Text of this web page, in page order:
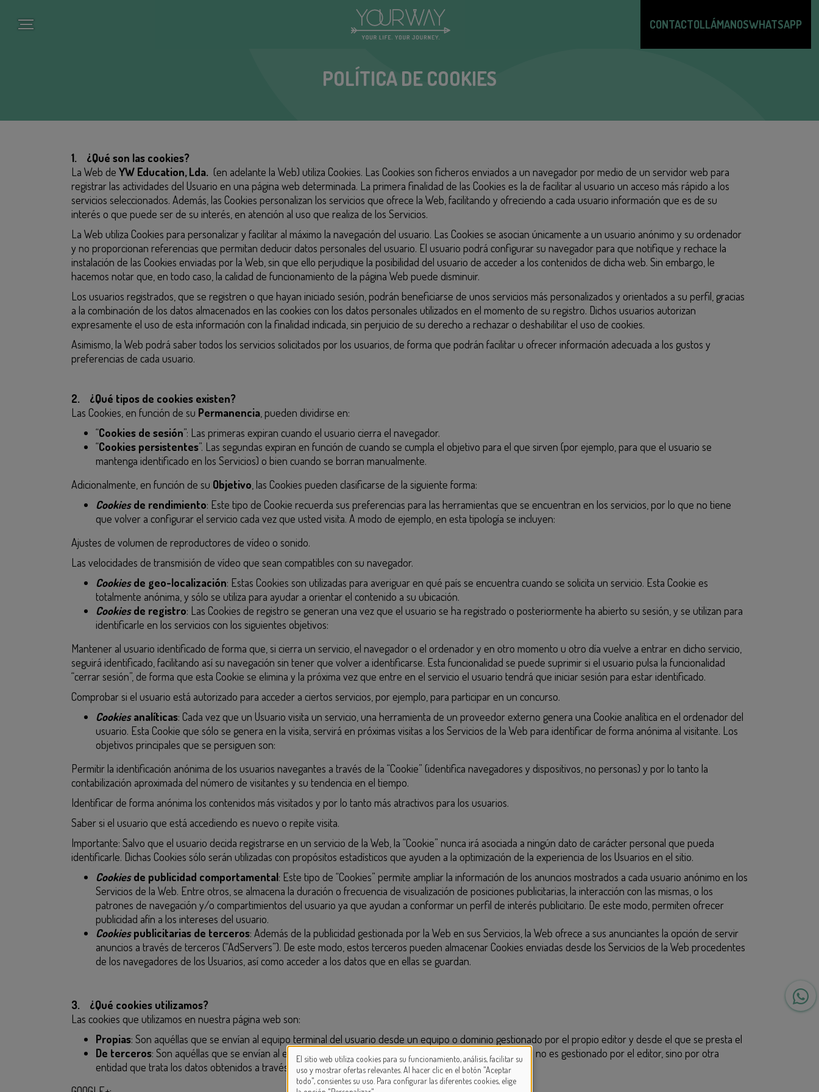
CONTACTOLLÁMANOSWHATSAPP
POLÍTICA DE COOKIES
1. ¿Qué son las cookies?
La Web de YW Education, Lda. (en adelante la Web) utiliza Cookies. Las Cookies son ficheros enviados a un navegador por medio de un servidor web para
registrar las actividades del Usuario en una página web determinada. La primera finalidad de las Cookies es la de facilitar al usuario un acceso más rápido a los
servicios seleccionados. Además, las Cookies personalizan los servicios que ofrece la Web, facilitando y ofreciendo a cada usuario información que es de su
interés o que puede ser de su interés, en atención al uso que realiza de los Servicios.
La Web utiliza Cookies para personalizar y facilitar al máximo la navegación del usuario. Las Cookies se asocian únicamente a un usuario anónimo y su ordenador
y no proporcionan referencias que permitan deducir datos personales del usuario. El usuario podrá configurar su navegador para que notifique y rechace la
instalación de las Cookies enviadas por la Web, sin que ello perjudique la posibilidad del usuario de acceder a los contenidos de dicha web. Sin embargo, le
hacemos notar que, en todo caso, la calidad de funcionamiento de la página Web puede disminuir.
Los usuarios registrados, que se registren o que hayan iniciado sesión, podrán beneficiarse de unos servicios más personalizados y orientados a su perfil, gracias
a la combinación de los datos almacenados en las cookies con los datos personales utilizados en el momento de su registro. Dichos usuarios autorizan
expresamente el uso de esta información con la finalidad indicada, sin perjuicio de su derecho a rechazar o deshabilitar el uso de cookies.
Asimismo, la Web podrá saber todos los servicios solicitados por los usuarios, de forma que podrán facilitar u ofrecer información adecuada a los gustos y
preferencias de cada usuario.
2. ¿Qué tipos de cookies existen?
Las Cookies, en función de su Permanencia , pueden dividirse en:
“Cookies de sesión”: Las primeras expiran cuando el usuario cierra el navegador.
“Cookies persistentes”. Las segundas expiran en función de cuando se cumpla el objetivo para el que sirven (por ejemplo, para que el usuario se
mantenga identificado en los Servicios) o bien cuando se borran manualmente.
Adicionalmente, en función de su Objetivo , las Cookies pueden clasificarse de la siguiente forma:
Cookiesde rendimiento: Este tipo de Cookie recuerda sus preferencias para las herramientas que se encuentran en los servicios, por lo que no tiene
que volver a configurar el servicio cada vez que usted visita. A modo de ejemplo, en esta tipología se incluyen:
Ajustes de volumen de reproductores de vídeo o sonido.
Las velocidades de transmisión de vídeo que sean compatibles con su navegador.
Cookiesde geo-localización: Estas Cookies son utilizadas para averiguar en qué país se encuentra cuando se solicita un servicio. Esta Cookie es
totalmente anónima, y sólo se utiliza para ayudar a orientar el contenido a su ubicación.
Cookiesde registro: Las Cookies de registro se generan una vez que el usuario se ha registrado o posteriormente ha abierto su sesión, y se utilizan para
identificarle en los servicios con los siguientes objetivos:
Mantener al usuario identificado de forma que, si cierra un servicio, el navegador o el ordenador y en otro momento u otro día vuelve a entrar en dicho servicio,
seguirá identificado, facilitando así su navegación sin tener que volver a identificarse. Esta funcionalidad se puede suprimir si el usuario pulsa la funcionalidad
“cerrar sesión”, de forma que esta Cookie se elimina y la próxima vez que entre en el servicio el usuario tendrá que iniciar sesión para estar identificado.
Comprobar si el usuario está autorizado para acceder a ciertos servicios, por ejemplo, para participar en un concurso.
Cookiesanalíticas: Cada vez que un Usuario visita un servicio, una herramienta de un proveedor externo genera una Cookie analítica en el ordenador del
usuario. Esta Cookie que sólo se genera en la visita, servirá en próximas visitas a los Servicios de la Web para identificar de forma anónima al visitante. Los
objetivos principales que se persiguen son:
Permitir la identificación anónima de los usuarios navegantes a través de la “Cookie” (identifica navegadores y dispositivos, no personas) y por lo tanto la
contabilización aproximada del número de visitantes y su tendencia en el tiempo.
Identificar de forma anónima los contenidos más visitados y por lo tanto más atractivos para los usuarios.
Saber si el usuario que está accediendo es nuevo o repite visita.
Importante: Salvo que el usuario decida registrarse en un servicio de la Web, la “Cookie” nunca irá asociada a ningún dato de carácter personal que pueda
identificarle. Dichas Cookies sólo serán utilizadas con propósitos estadísticos que ayuden a la optimización de la experiencia de los Usuarios en el sitio.
Cookiesde publicidad comportamental: Este tipo de “Cookies” permite ampliar la información de los anuncios mostrados a cada usuario anónimo en los
Servicios de la Web. Entre otros, se almacena la duración o frecuencia de visualización de posiciones publicitarias, la interacción con las mismas, o los
patrones de navegación y/o compartimientos del usuario ya que ayudan a conformar un perfil de interés publicitario. De este modo, permiten ofrecer
publicidad afín a los intereses del usuario.
Cookiespublicitarias de terceros: Además de la publicidad gestionada por la Web en sus Servicios, la Web ofrece a sus anunciantes la opción de servir
anuncios a través de terceros (“AdServers”). De este modo, estos terceros pueden almacenar Cookies enviadas desde los Servicios de la Web procedentes
de los navegadores de los Usuarios, así como acceder a los datos que en ellas se guardan.
3. ¿Qué cookies utilizamos?
Las cookies que utilizamos en nuestra página web son:
Propias: Son aquéllas que se envían al equipo terminal del usuario desde un equipo o dominio gestionado por el propio editor y desde el que se presta el
De terceros: Son aquéllas que se envían al equipo terminal del usuario desde un equipo o dominio que no es gestionado por el editor, sino por otra
entidad que trata los datos obtenidos a través de las cookies.
USE
El sitio web utiliza cookies para su funcionamiento, análisis, facilitar su
uso y mostrar ofertas relevantes. Al hacer clic en el botón "Aceptar
todo", consientes su uso. Para configurar las diferentes cookies, elige